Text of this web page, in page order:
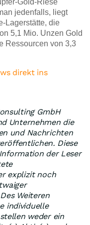
Gold-Riese
jedenfalls, liegt
Lagerstätte, die
5,1 Mio. Unzen Gold
Ressourcen von 3,3
direkt ins
GmbH
Unternehmen die
und Nachrichten
Diese
der Leser
explizit noch
Weiteren
individuelle
weder ein